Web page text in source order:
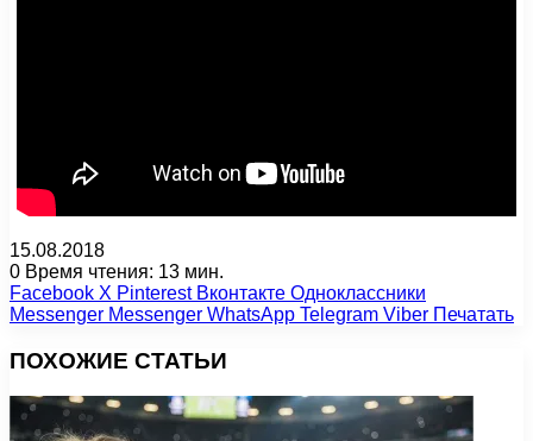
15.08.2018
0 Время чтения: 13 мин.
Facebook X Pinterest Вконтакте Одноклассники
Messenger Messenger WhatsApp Telegram Viber Печатать
ПОХОЖИЕ СТАТЬИ